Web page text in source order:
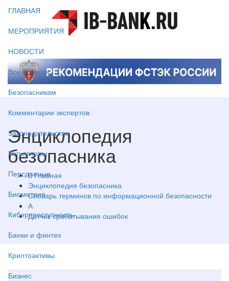
ГЛАВНАЯ
МЕРОПРИЯТИЯ
НОВОСТИ
Все новости
Безопасникам
Комментарии экспертов
Законодательство
Регуляторы
Персданные
Биометрия
Киберпреступность
Банки и финтех
Криптоактивы
Бизнес
Энциклопедия
безопасника
Главная
Энциклопедия безопасника
Словарь терминов по информационной безопасности
А
Датчик срабатывания ошибок